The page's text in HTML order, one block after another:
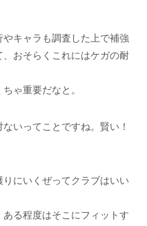
キャラも調査した上で補強
おそらくこれにはケガの耐
ゃ重要だなと。
いってことですね。賢い！
にいくぜってクラブはいい
る程度はそこにフィットす